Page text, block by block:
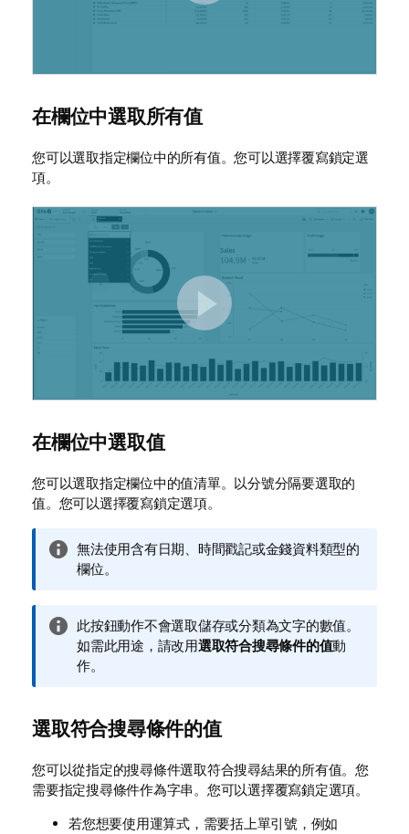
在欄位中選取所有值
您可以選取指定欄位中的所有值。您可以選擇覆寫鎖定選
項。
在欄位中選取值
您可以選取指定欄位中的值清單。以分號分隔要選取的
值。您可以選擇覆寫鎖定選項。
資
訊
無法使用含有日期、時間戳記或金錢資料類型的
欄位。
資
訊
備
此按鈕動作不會選取儲存或分類為文字的數值。
如需此用途，請改用選取符合搜尋條件的值動
作。
選取符合搜尋條件的值
您可以從指定的搜尋條件選取符合搜尋結果的所有值。您
需要指定搜尋條件作為字串。您可以選擇覆寫鎖定選項。
若您想要使用運算式，需要括上單引號，例如